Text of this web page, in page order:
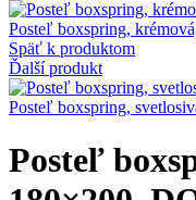
Posteľ boxspring,
Späť k produktom
Ďalší produkt
Posteľ boxspring,
Posteľ